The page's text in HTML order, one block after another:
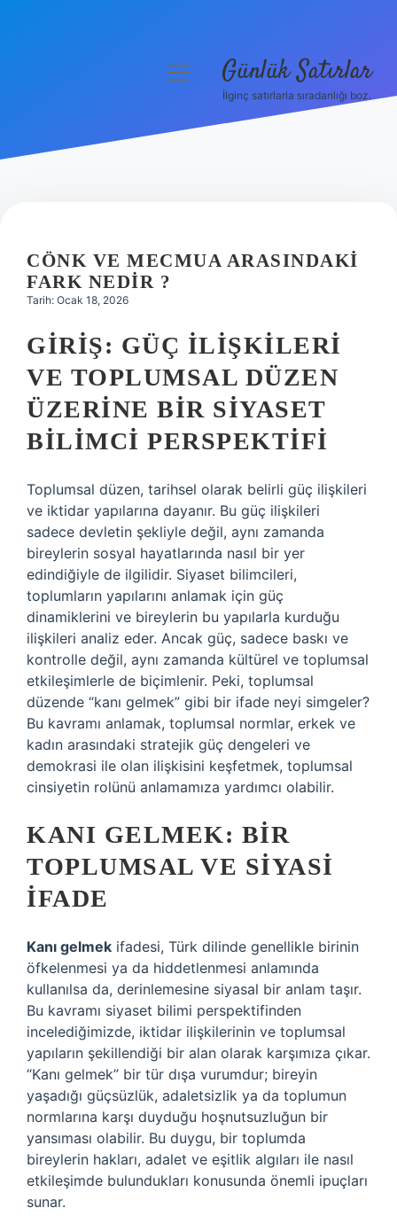
Hakkımızda
menüyü Günlük Satırlar
İlginç satırlarla sıradanlığı boz.
CÖNK VE MECMUA ARASINDAKI
FARK NEDIR ?
Tarih: Ocak 18, 2026
GIRIŞ: GÜÇ İLIŞKILERI
VE TOPLUMSAL DÜZEN
ÜZERINE BIR SIYASET
BILIMCI PERSPEKTIFI
Toplumsal düzen, tarihsel olarak belirli güç ilişkileri
ve iktidar yapılarına dayanır. Bu güç ilişkileri
sadece devletin şekliyle değil, aynı zamanda
bireylerin sosyal hayatlarında nasıl bir yer
edindiğiyle de ilgilidir. Siyaset bilimcileri,
toplumların yapılarını anlamak için güç
dinamiklerini ve bireylerin bu yapılarla kurduğu
ilişkileri analiz eder. Ancak güç, sadece baskı ve
kontrolle değil, aynı zamanda kültürel ve toplumsal
etkileşimlerle de biçimlenir. Peki, toplumsal
düzende “kanı gelmek” gibi bir ifade neyi simgeler?
Bu kavramı anlamak, toplumsal normlar, erkek ve
kadın arasındaki stratejik güç dengeleri ve
demokrasi ile olan ilişkisini keşfetmek, toplumsal
cinsiyetin rolünü anlamamıza yardımcı olabilir.
KANI GELMEK: BIR
TOPLUMSAL VE SIYASI
İFADE
Kanı gelmek ifadesi, Türk dilinde genellikle birinin
öfkelenmesi ya da hiddetlenmesi anlamında
kullanılsa da, derinlemesine siyasal bir anlam taşır.
Bu kavramı siyaset bilimi perspektifinden
incelediğimizde, iktidar ilişkilerinin ve toplumsal
yapıların şekillendiği bir alan olarak karşımıza çıkar.
“Kanı gelmek” bir tür dışa vurumdur; bireyin
yaşadığı güçsüzlük, adaletsizlik ya da toplumun
normlarına karşı duyduğu hoşnutsuzluğun bir
yansıması olabilir. Bu duygu, bir toplumda
bireylerin hakları, adalet ve eşitlik algıları ile nasıl
etkileşimde bulundukları konusunda önemli ipuçları
sunar.